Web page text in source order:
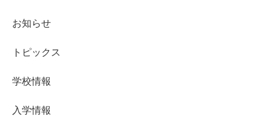
お知らせ
トピックス
学校情報
入学情報